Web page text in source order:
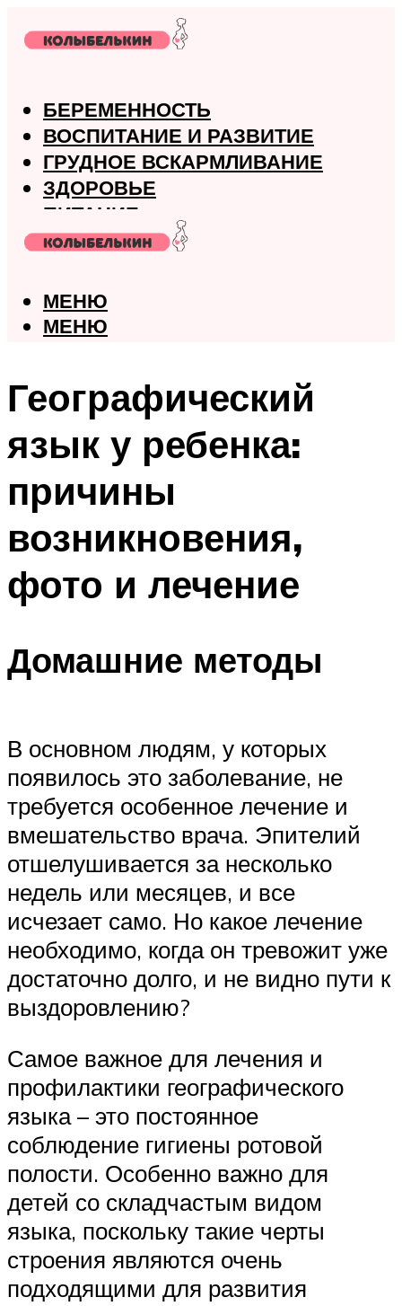
БЕРЕМЕННОСТЬ
ВОСПИТАНИЕ И РАЗВИТИЕ
ГРУДНОЕ ВСКАРМЛИВАНИЕ
ЗДОРОВЬЕ
ПИТАНИЕ
РОДЫ
МЕНЮ
МЕНЮ
Географический
язык у ребенка:
причины
возникновения,
фото и лечение
Домашние методы
В основном людям, у которых
появилось это заболевание, не
требуется особенное лечение и
вмешательство врача. Эпителий
отшелушивается за несколько
недель или месяцев, и все
исчезает само. Но какое лечение
необходимо, когда он тревожит уже
достаточно долго, и не видно пути к
выздоровлению?
Самое важное для лечения и
профилактики географического
языка – это постоянное
соблюдение гигиены ротовой
полости. Особенно важно для
детей со складчастым видом
языка, поскольку такие черты
строения являются очень
подходящими для развития